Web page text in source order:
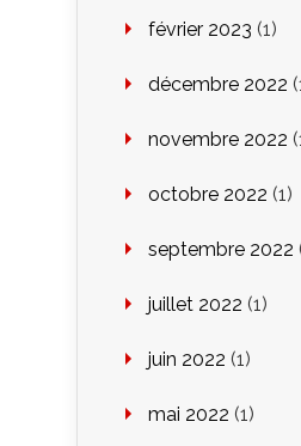
février 2023 (1)
décembre 2022
novembre 2022
octobre 2022 (1)
septembre 2022
juillet 2022 (1)
juin 2022 (1)
mai 2022 (1)